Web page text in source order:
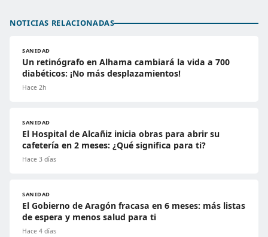
NOTICIAS RELACIONADAS
SANIDAD
Un retinógrafo en Alhama cambiará la vida a 700
diabéticos: ¡No más desplazamientos!
Hace 2h
SANIDAD
El Hospital de Alcañiz inicia obras para abrir su
cafetería en 2 meses: ¿Qué significa para ti?
Hace 3 días
SANIDAD
El Gobierno de Aragón fracasa en 6 meses: más listas
de espera y menos salud para ti
Hace 4 días